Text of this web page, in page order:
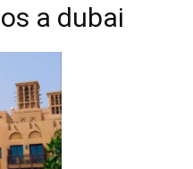
a dubai